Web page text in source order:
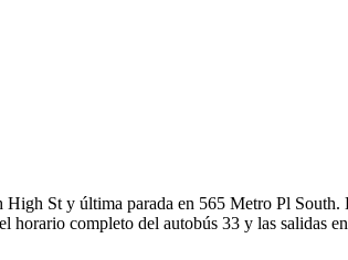
St y última parada en 565 Metro Pl South.
horario completo del autobús 33 y las salidas